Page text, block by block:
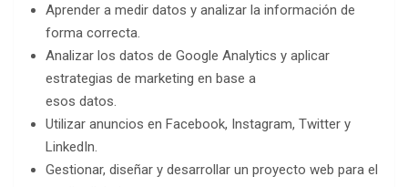
Aprender a medir datos y analizar la información de
forma correcta.
Analizar los datos de Google Analytics y aplicar
estrategias de marketing en base a
esos datos.
Utilizar anuncios en Facebook, Instagram, Twitter y
LinkedIn.
Gestionar, diseñar y desarrollar un proyecto web para el